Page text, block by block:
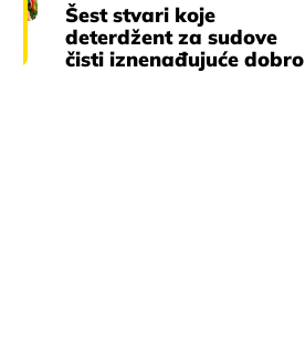
Šest stvari koje
deterdžent za sudove
čisti iznenađujuće dobro